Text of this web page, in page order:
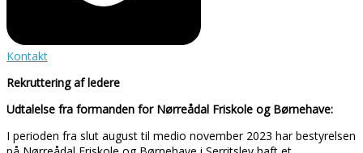
Kontakt
Rekruttering af ledere
Udtalelse fra formanden for Nørreådal Friskole og Børnehave:
I perioden fra slut august til medio november 2023 har bestyrelsen